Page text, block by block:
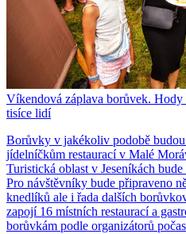
Víkendová záplava borůvek. Hody
tisíce lidí
Borůvky v jakékoliv podobě
jídelníčkům restaurací v Malé
Turistická oblast v Jeseníkách
Pro návštěvníky bude připraveno
knedlíků ale i řada dalších
zapojí 16 místních restaurací a
borůvkám podle organizátorů